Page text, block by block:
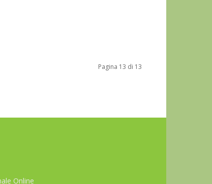
Pagina 13 di 13
Online